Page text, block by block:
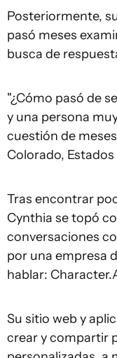
Posteriormente,
pasó meses
busca de
"¿Cómo pasó de
y una persona
cuestión de
Colorado,
Tras encontrar
Cynthia se topó
conversaciones
por una empresa
hablar:
Su sitio web y
crear y compartir